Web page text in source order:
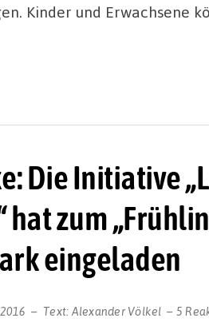
Kinder und Erwachsene
Die Initiative
hat zum
eingeladen
Text: Alexander Völkel 5